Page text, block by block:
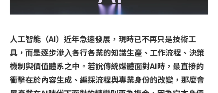
⼈⼯智能（AI）近年急速發展，現時已不再只是技術⼯
具，⽽是逐步滲⼊各⾏各業的知識⽣產、⼯作流程、決策
機制與價值體系之中。若說傳統媒體⾯對AI時，最直接的
衝擊在於內容⽣成、編採流程與專業身份的改變，那麼會